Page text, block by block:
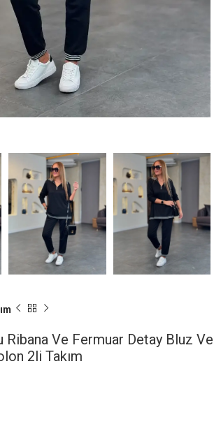
Ribana Ve Fermuar Detay Bluz Ve
2li Takım